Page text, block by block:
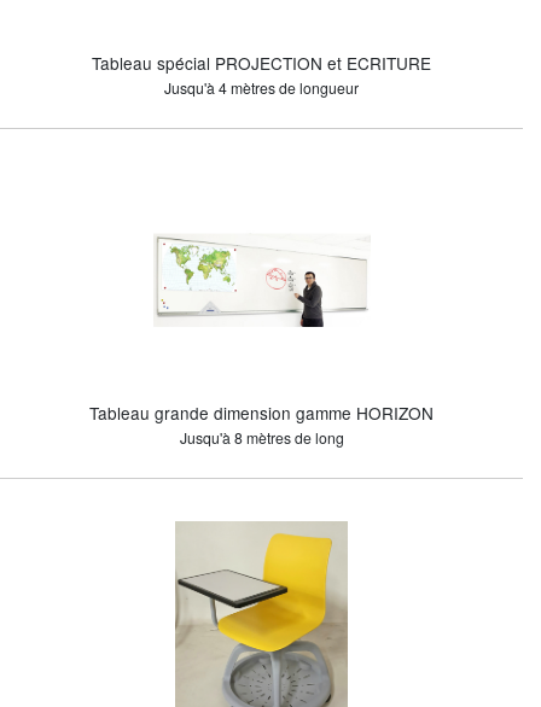
Tableau spécial PROJECTION et ECRITURE
Jusqu'à 4 mètres de longueur
Tableau grande dimension gamme HORIZON
Jusqu'à 8 mètres de long